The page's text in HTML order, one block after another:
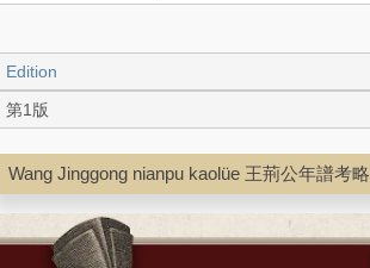
Edition
第1版
Language
Chinese 中文[繁體]
Wang Jinggong nianpu kaolüe 王荊公年譜考略